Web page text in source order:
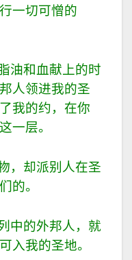
一切可憎的
油和血献上的时
人领进我的圣
我的约，在你
一层。
，却派别人在圣
的。
中的外邦人，就
入我的圣地。